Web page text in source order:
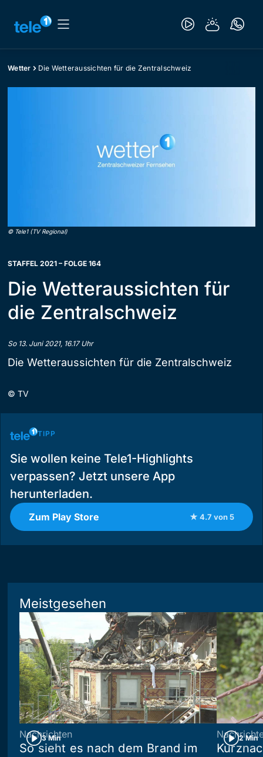
Wetter Die Wetteraussichten für die Zentralschweiz
© Tele1 (TV Regional)
STAFFEL 2021 – FOLGE 164
Die Wetteraussichten für
die Zentralschweiz
So 13. Juni 2021, 16.17 Uhr
Die Wetteraussichten für die Zentralschweiz
© TV
TIPP
Sie wollen keine Tele1-Highlights
verpassen? Jetzt unsere App
herunterladen.
Zum Play Store ★ 4.7 von 5
Meistgesehen
3 Min
Nachrichten
So sieht es nach dem Brand im
2 Min